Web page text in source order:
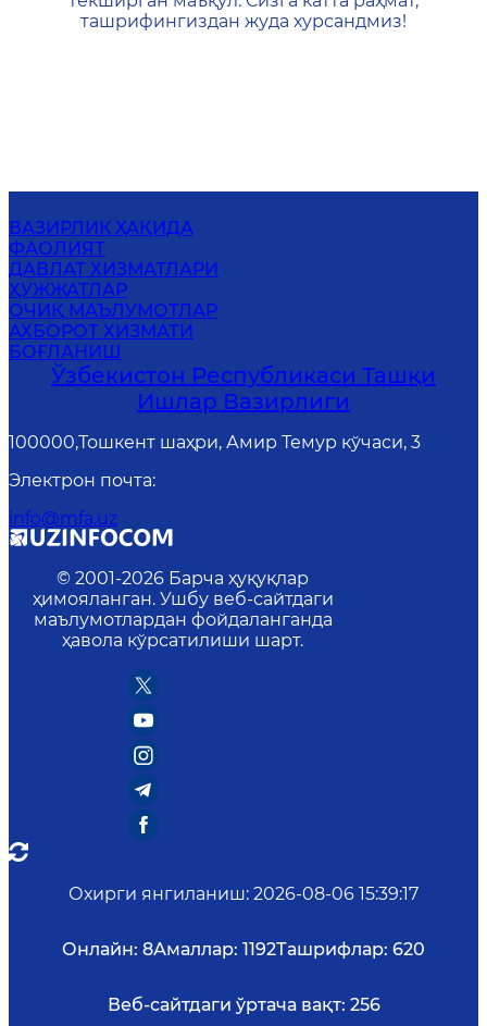
ташрифингиздан жуда хурсандмиз!
ВАЗИРЛИК ҲАҚИДА
ФАОЛИЯТ
ДАВЛАТ ХИЗМАТЛАРИ
ҲУЖЖАТЛАР
ОЧИҚ МАЪЛУМОТЛАР
АХБОРОТ ХИЗМАТИ
БОҒЛАНИШ
Ўзбекистон Республикаси Ташқи
Ишлар Вазирлиги
100000,Тошкент шаҳри, Амир Темур кўчаси, 3
Электрон почта:
info@mfa.uz
© 2001-2026 Барча ҳуқуқлар
ҳимояланган. Ушбу веб-сайтдаги
маълумотлардан фойдаланганда
ҳавола кўрсатилиши шарт.
Охирги янгиланиш: 2026-08-06 15:39:17
Онлайн: 8Амаллар: 1192Ташрифлар: 620
Веб-сайтдаги ўртача вақт: 256